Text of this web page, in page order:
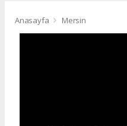
Anasayfa Mersin